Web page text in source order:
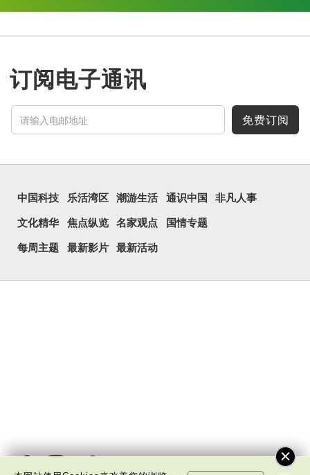
订阅电子通讯
免费订阅
中国科技 乐活湾区 潮游生活 通识中国 非凡人事
文化精华 焦点纵览 名家观点 国情专题
每周主题 最新影片 最新活动